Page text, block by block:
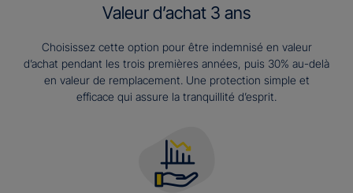
Valeur d’achat 3 ans​
Choisissez cette option pour être indemnisé en valeur
d’achat pendant les trois premières années, puis 30% au-delà
en valeur de remplacement. Une protection simple et
efficace qui assure la tranquillité d’esprit.